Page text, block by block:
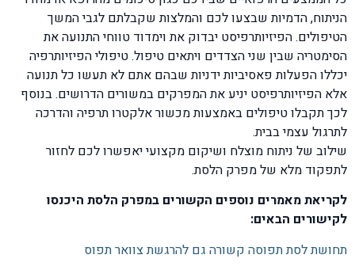
הניתוח, הדמיות שבצעו לכם והמלצות שקבלתם לגבי המשך
הטיפולים. הפיזיותרפיסט יבדוק את וימדוד טווחי התנועה את
הסימטריה שבין שני הצדדים ויתאים טיפול. טיפולי הפיזיותרפיה
יכללו הפעלות פאסיביות ידניות שבהם אתם לא תעשו כל תנועה
אלא הפיזיותרפיסט יניע את המפרקים במשורים הדרושים. בנוסף
לכך תקבלו טיפולים באמצעות מכשור אלקטרו תרפיה והדרכה
לתרגול עצמי בבית.
שילוב של ניתוח מוצלח ושיקום מקצועי יאפשרו לכם לחזור
לתפקוד מלא של מפרק הלסת.
לקריאת מאמרים נוספים הקשורים במפרק הלסת היכנסו
לקישורים הבאים:
תחושת לסת תפוסה קשורה גם להרגשת צוואר תפוס